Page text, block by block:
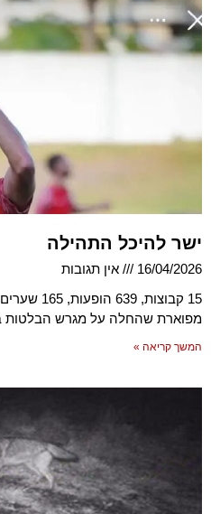
ישר להיכל התהילה
16/04/2026
אין תגובות
מפוארת שהחלה על מגרש הבלטות
המשך קריאה »